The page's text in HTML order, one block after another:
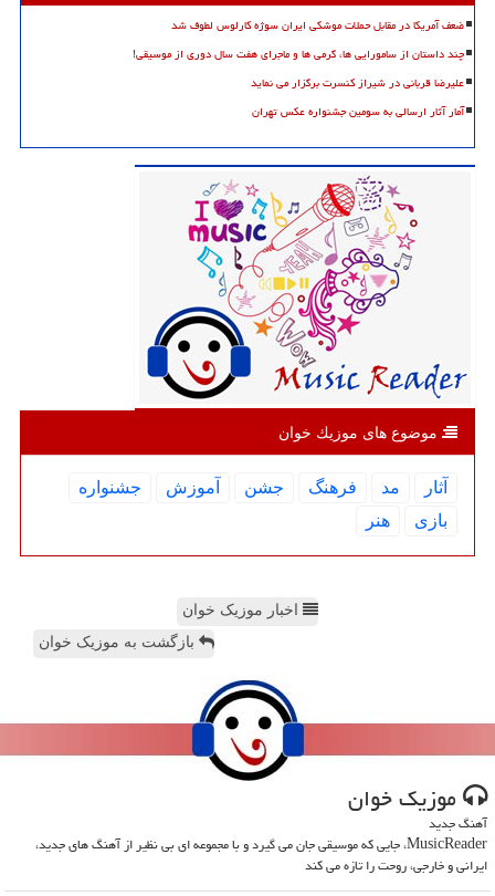
ضعف آمریکا در مقابل حملات موشکی ایران سوژه کارلوس لطوف شد
چند داستان از سامورایی ها، گرمی ها و ماجرای هفت سال دوری از موسیقی!
علیرضا قربانی در شیراز کنسرت برگزار می نماید
آمار آثار ارسالی به سومین جشنواره عکس تهران
موضوع های موزیك خوان
آثار مد فرهنگ جشن آموزش
جشنواره
بازی
هنر
اخبار موزیک خوان
بازگشت به موزیک خوان
موزیك خوان
آهنگ جدید
MusicReader، جایی که موسیقی جان می گیرد و با مجموعه ای بی نظیر از آهنگ های جدید،
ایرانی و خارجی، روحت را تازه می کند